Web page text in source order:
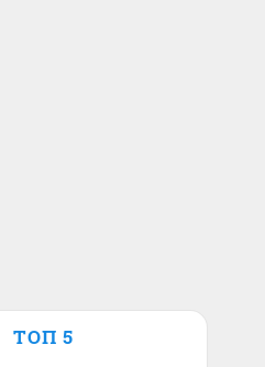
ТОП 5